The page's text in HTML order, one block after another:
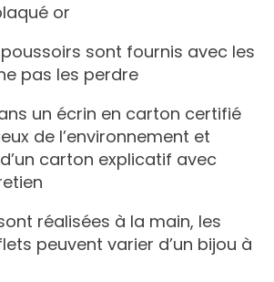
or
sont fournis avec les
pas les perdre
un écrin en carton certifié
de l’environnement et
carton explicatif avec
réalisées à la main, les
peuvent varier d’un bijou à